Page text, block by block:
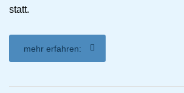
statt.
mehr erfahren: